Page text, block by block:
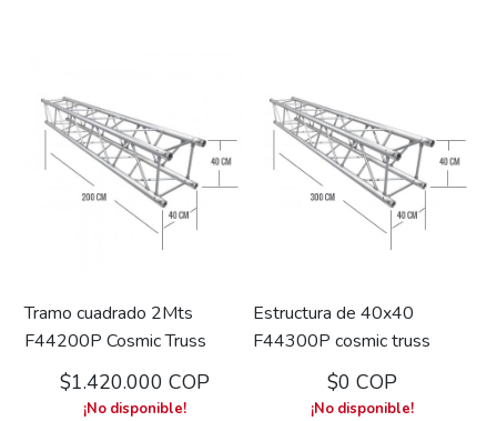
Tramo cuadrado 2Mts
F44200P Cosmic Truss
$1.420.000 COP
¡No disponible!
Estructura de 40x40
F44300P cosmic truss
$0 COP
¡No disponible!